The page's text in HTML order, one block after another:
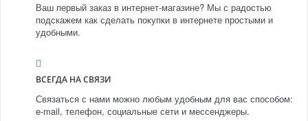
Ваш первый заказ в интернет-магазине? Мы с радостью
подскажем как сделать покупки в интернете простыми и
удобными.
ВСЕГДА НА СВЯЗИ
Связаться с нами можно любым удобным для вас способом:
e-mail, телефон, социальные сети и мессенджеры.